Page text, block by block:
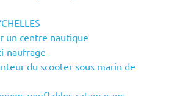
un centre nautique
naufrage
du scooter sous marin de